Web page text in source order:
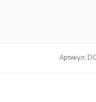
Артикул: